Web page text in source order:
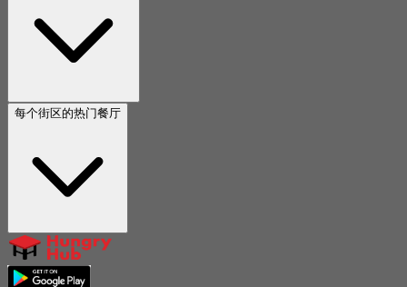
每个街区的热门餐厅